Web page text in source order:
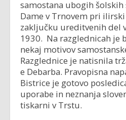
samostana ubogih šolskih
Dame v Trnovem pri
zaključku ureditvenih del
1930. Na razglednicah je
nekaj motivov
Razglednice je natisnila
e Debarba. Pravopisna
Bistrice je gotovo
uporabe in neznanja
tiskarni v Trstu.